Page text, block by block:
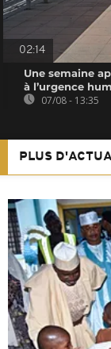
02:14
Une semaine
à l’urgence
07/08 - 13:35
PLUS